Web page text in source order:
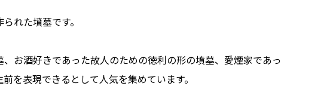
れた墳墓です。
お酒好きであった故人のための徳利の形の墳墓、愛煙家であっ
を表現できるとして人気を集めています。